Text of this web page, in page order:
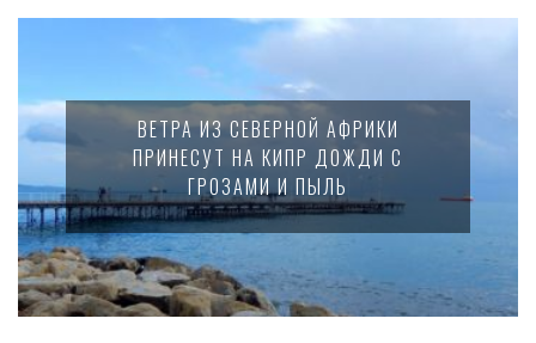
ВЕТРА ИЗ СЕВЕРНОЙ АФРИКИ
ПРИНЕСУТ НА КИПР ДОЖДИ С
ГРОЗАМИ И ПЫЛЬ